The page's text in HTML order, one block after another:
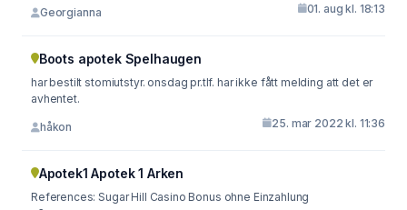
Georgianna 01. aug kl. 18:13
Boots apotek Spelhaugen
har bestilt stomiutstyr. onsdag pr.tlf. har ikke fått melding att det er
avhentet.
håkon 25. mar 2022 kl. 11:36
Apotek1 Apotek 1 Arken
References: Sugar Hill Casino Bonus ohne Einzahlung